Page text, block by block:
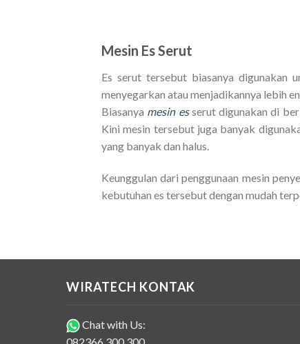
Mesin Es Serut
Es serut tersebut biasanya digunakan
menyegarkan atau menjadikannya lebih
Biasanya mesin esserut digunakan di
Kini mesin tersebut juga banyak
yang banyak dan halus.
Keunggulan dari penggunaan mesin
kebutuhan es tersebut dengan mudah
WIRATECH KONTAK
Chat with Us:
082366 300 300